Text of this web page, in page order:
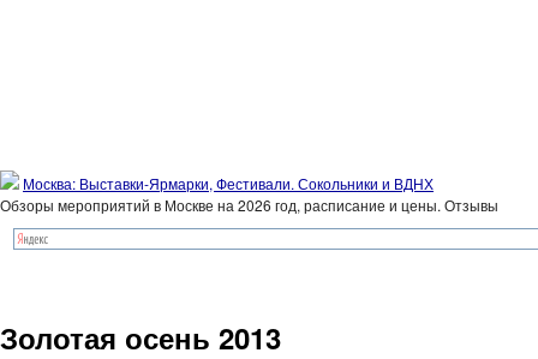
Москва: Выставки-Ярмарки, Фестивали. Сокольники и ВДНХ
Обзоры мероприятий в Москве на 2026 год, расписание и цены. Отзывы
Золотая осень 2013